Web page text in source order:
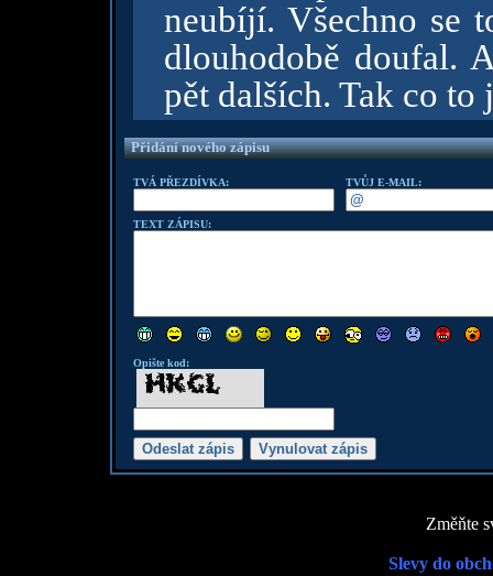
neubíjí. Všechno se
dlouhodobě doufal.
pět dalších. Tak co
Přidání nového zápisu
TVÁ PŘEZDÍVKA: TVŮJ E-MAIL:
TEXT ZÁPISU:
Opište kod:
Změňte
Slevy do